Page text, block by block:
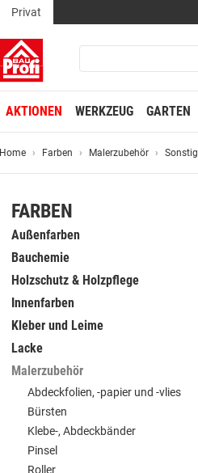
Privat
AKTIONEN WERKZEUG GARTEN
Home Farben Malerzubehör
FARBEN
Außenfarben
Bauchemie
Holzschutz & Holzpflege
Innenfarben
Kleber und Leime
Lacke
Malerzubehör
Abdeckfolien, -papier und -vlies
Bürsten
Klebe-, Abdeckbänder
Pinsel
Roller